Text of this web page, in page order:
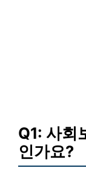
Q1: 사회
인가요?